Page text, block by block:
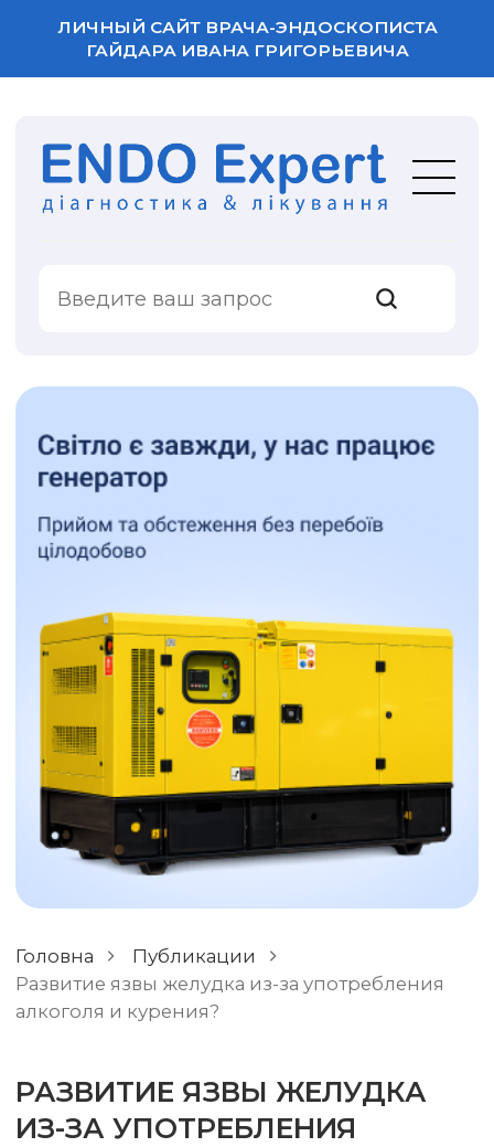
ЛИЧНЫЙ САЙТ ВРАЧА-ЭНДОСКОПИСТА
ГАЙДАРА ИВАНА ГРИГОРЬЕВИЧА
УСЛУГИ
РАЗНОЕ
Головна
Публикации
Развитие язвы желудка из-за употребления
алкоголя и курения?
РАЗВИТИЕ ЯЗВЫ ЖЕЛУДКА
ИЗ-ЗА УПОТРЕБЛЕНИЯ
ОСТАВИТЬ ОТЗЫВ